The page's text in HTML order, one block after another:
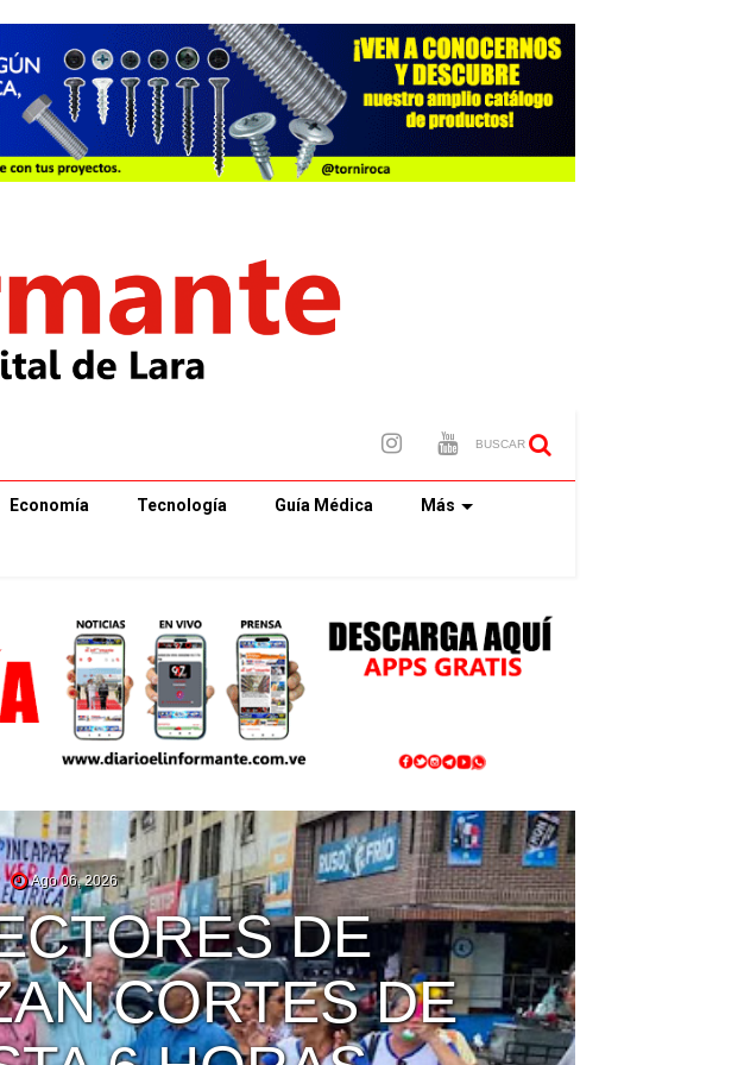
BUSCAR
Economía Tecnología Guía Médica Más
Ago 06, 2026
HEREDEROS